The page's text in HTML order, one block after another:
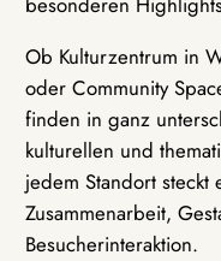
Ob Kulturzentrum in
oder Community
finden in ganz
kulturellen und
jedem Standort steckt
Zusammenarbeit,
Besucherinteraktion.